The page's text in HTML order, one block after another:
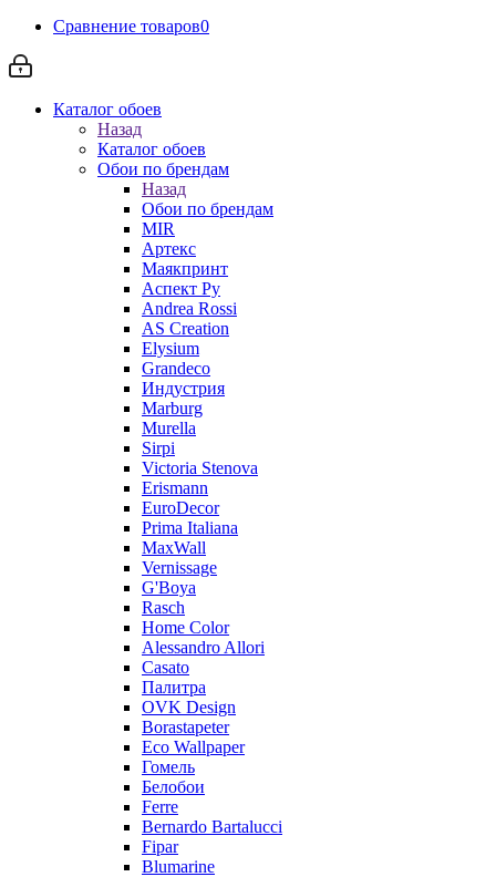
Сравнение товаров0
Каталог обоев
Назад
Каталог обоев
Обои по брендам
Назад
Обои по брендам
MIR
Артекс
Маякпринт
Аспект Ру
Andrea Rossi
AS Creation
Elysium
Grandeco
Индустрия
Marburg
Murella
Sirpi
Victoria Stenova
Erismann
EuroDecor
Prima Italiana
MaxWall
Vernissage
G'Boya
Rasch
Home Color
Alessandro Allori
Casato
Палитра
OVK Design
Borastapeter
Eco Wallpaper
Гомель
Белобои
Ferre
Bernardo Bartalucci
Fipar
Blumarine